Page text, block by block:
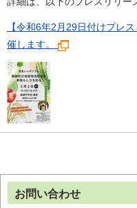
【令和6年2月29日付けプレ
催します。
お問い合わせ